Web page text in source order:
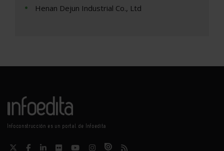
Henan Dejun Industrial Co., Ltd
Infoconstrucción es un portal de Infoedita